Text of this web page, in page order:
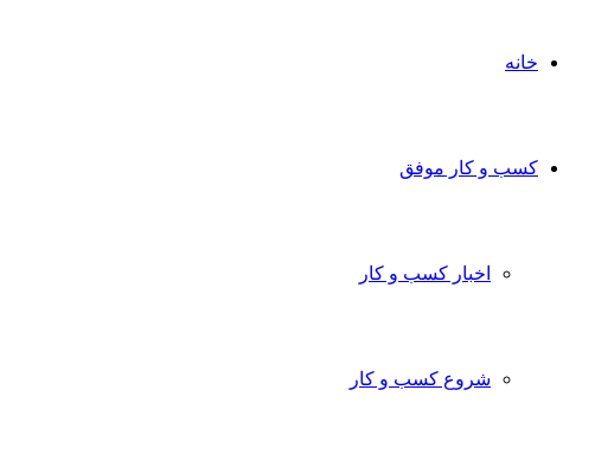
خانه
کسب و کار موفق
اخبار کسب و کار
شروع کسب و کار